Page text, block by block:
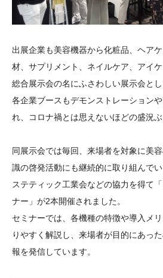
出展企業も美容機器から化粧品、ヘア
材、サプリメント、ネイルケア、アイ
総合展示会の名にふさわしい展示会と
各企業ブースもデモンストレーション
れ、コロナ禍とは思えないほどの盛況ぶ
同展示会では毎回、来場者を対象に美
識の啓発活動にも継続的に取り組んで
ステティック工業会などの協力を得て
ナー」が2本開催されました。
セミナーでは、各機種の特徴や導入メ
りやすく解説し、来場者が目的にあっ
報を発信しています。